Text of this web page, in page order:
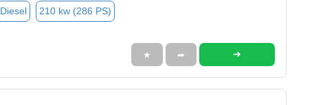
Diesel 210 kw (286 PS)
★ ➦ ➜